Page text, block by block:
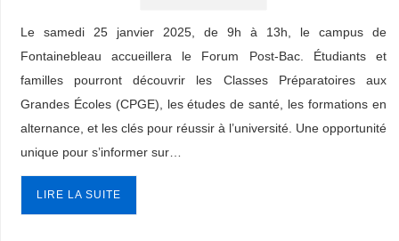
Le samedi 25 janvier 2025, de 9h à 13h, le campus de
Fontainebleau accueillera le Forum Post-Bac. Étudiants et
familles pourront découvrir les Classes Préparatoires aux
Grandes Écoles (CPGE), les études de santé, les formations en
alternance, et les clés pour réussir à l’université. Une opportunité
unique pour s’informer sur…
LIRE LA SUITE